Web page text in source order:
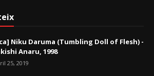
Niku Daruma (Tumbling Doll of Flesh) -
Anaru, 1998
25, 2019